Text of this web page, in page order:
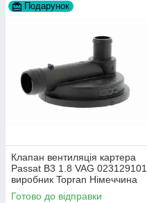
Подарунок
Клапан вентиляція картера
Passat B3 1.8 VAG 023129101
виробник Topran Німеччина
Готово до відправки